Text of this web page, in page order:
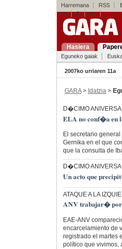
Harremana RSS
es
fr en
Hasiera
Eguneko gaiak
2007ko urriaren 11a
GARA> Idatzia >
D�CIMO
ELA no conf�a en
El secretario
Gernika en el que
que la consulta de
D�CIMO
Un acto que
ATAQUE A LA
ANV trabajar�
EAE-ANV
encarcelamiento de
registrado el martes
político que vivimos,